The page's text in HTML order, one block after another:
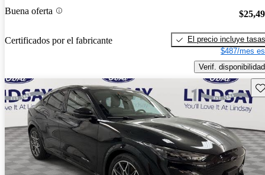
Buena oferta
Certificados por el fabricante
El precio incluye tasas
$487/mes
Verif. disponibilidad